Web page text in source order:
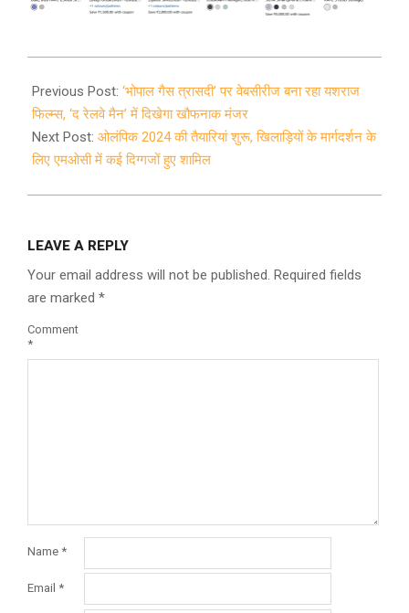
12-
02
Previous Post: ‘भोपाल गैस त्रासदी’ पर वेबसीरीज बना रहा यशराज
फिल्म्स, ‘द रेलवे मैन’ में दिखेगा खौफनाक मंजर
Next Post: ओलंपिक 2024 की तैयारियां शुरू, खिलाड़ियों के मार्गदर्शन के
लिए एमओसी में कई दिग्गजों हुए शामिल
LEAVE A REPLY
Your email address will not be published. Required fields
are marked *
Comment
*
Name *
Email *